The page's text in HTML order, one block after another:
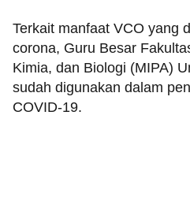
Terkait manfaat VCO yang
corona, Guru Besar
Kimia, dan Biologi (MIPA)
sudah digunakan dalam
COVID-19.